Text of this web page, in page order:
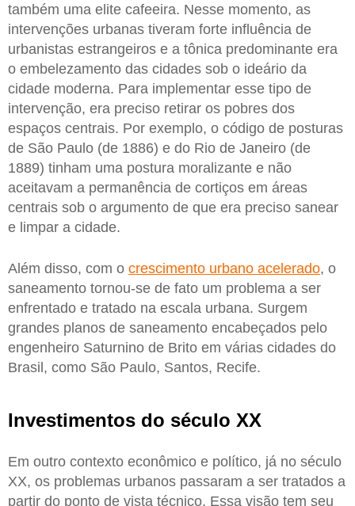
também uma elite cafeeira. Nesse momento, as
intervenções urbanas tiveram forte influência de
urbanistas estrangeiros e a tônica predominante era
o embelezamento das cidades sob o ideário da
cidade moderna. Para implementar esse tipo de
intervenção, era preciso retirar os pobres dos
espaços centrais. Por exemplo, o código de posturas
de São Paulo (de 1886) e do Rio de Janeiro (de
1889) tinham uma postura moralizante e não
aceitavam a permanência de cortiços em áreas
centrais sob o argumento de que era preciso sanear
e limpar a cidade.
Além disso, com o crescimento urbano acelerado, o
saneamento tornou-se de fato um problema a ser
enfrentado e tratado na escala urbana. Surgem
grandes planos de saneamento encabeçados pelo
engenheiro Saturnino de Brito em várias cidades do
Brasil, como São Paulo, Santos, Recife.
Investimentos do século XX
Em outro contexto econômico e político, já no século
XX, os problemas urbanos passaram a ser tratados a
partir do ponto de vista técnico. Essa visão tem seu